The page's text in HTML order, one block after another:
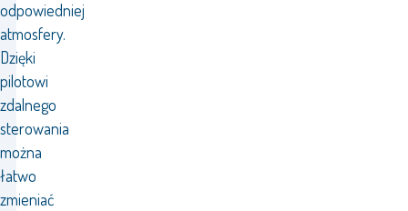
odpowiedniej
atmosfery.
Dzięki
pilotowi
zdalnego
sterowania
można
łatwo
zmieniać